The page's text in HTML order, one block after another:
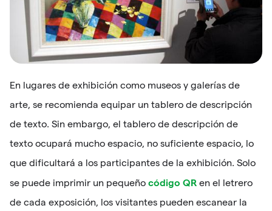
En lugares de exhibición como museos y galerías de
arte, se recomienda equipar un tablero de descripción
de texto. Sin embargo, el tablero de descripción de
texto ocupará mucho espacio, no suficiente espacio, lo
que dificultará a los participantes de la exhibición. Solo
se puede imprimir un pequeño código QR en el letrero
de cada exposición, los visitantes pueden escanear la